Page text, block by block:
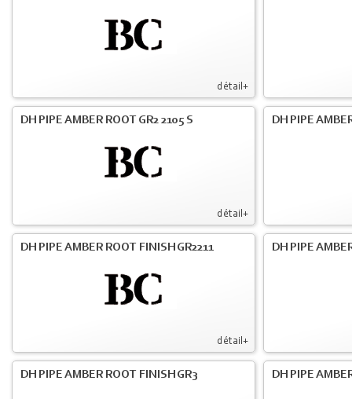
détail+
détail+
DH PIPE AMBER ROOT GR2 2105 S DH PIPE
détail+
DH PIPE AMBER ROOT FINISH GR2211 DH PIPE
DH PIPE AMBER ROOT FINISH GR3 DH PIPE